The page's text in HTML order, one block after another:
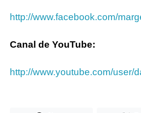
http://www.facebook.com/
Canal de YouTube:
http://www.youtube.com/user/